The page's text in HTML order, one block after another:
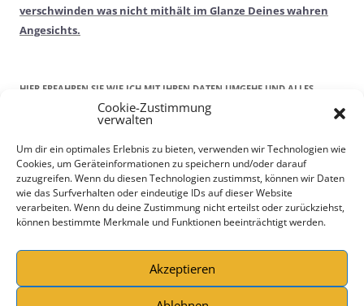
Cookie-Zustimmung
verwalten
Um dir ein optimales Erlebnis zu bieten, verwenden wir Technologien wie
Cookies, um Geräteinformationen zu speichern und/oder darauf
zuzugreifen. Wenn du diesen Technologien zustimmst, können wir Daten
wie das Surfverhalten oder eindeutige IDs auf dieser Website
verarbeiten. Wenn du deine Zustimmung nicht erteilst oder zurückziehst,
können bestimmte Merkmale und Funktionen beeinträchtigt werden.
Akzeptieren
verschwinden was nicht mithält im Glanze Deines wahren
Angesichts.
HIER ERFAHREN SIE WIE ICH MIT IHREN DATEN UMGEHE UND ALLES
Kontaktdaten
Impressum
DATENSCHUTZERKLÄRUNG
AGBs
Wiederrufsrecht